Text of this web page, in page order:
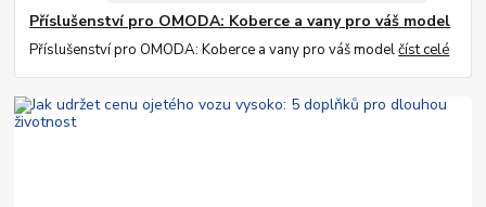
Příslušenství pro OMODA: Koberce a vany pro váš model
Příslušenství pro OMODA: Koberce a vany pro váš modelčíst celé